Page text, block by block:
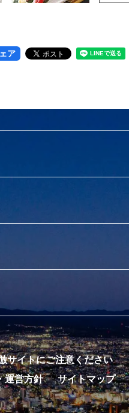
ア
サイトにご注意ください
運営方針
サイトマップ